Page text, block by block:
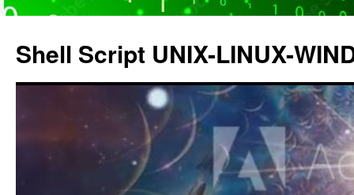
contenido
Shell Script UNIX-LINUX-